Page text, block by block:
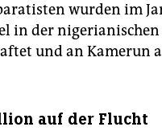
wurden im
in der
und an Kamerun
auf der Flucht